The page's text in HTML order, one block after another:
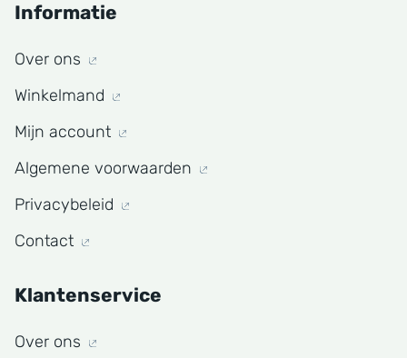
Informatie
Over ons
Winkelmand
Mijn account
Algemene voorwaarden
Privacybeleid
Contact
Klantenservice
Over ons